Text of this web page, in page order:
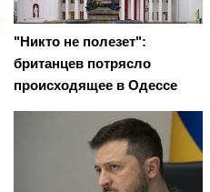
"Никто не полезет":
британцев потрясло
происходящее в Одессе